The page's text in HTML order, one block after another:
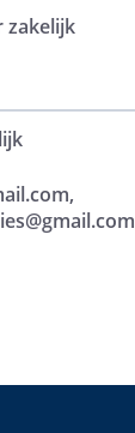
zakelijk